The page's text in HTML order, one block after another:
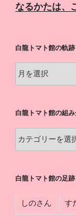
なるかたは、
白龍トマト館の軌跡
龍
ト
館
の
軌
白龍トマト館の組
龍
ト
館
白龍トマト館の足跡
しのさん す